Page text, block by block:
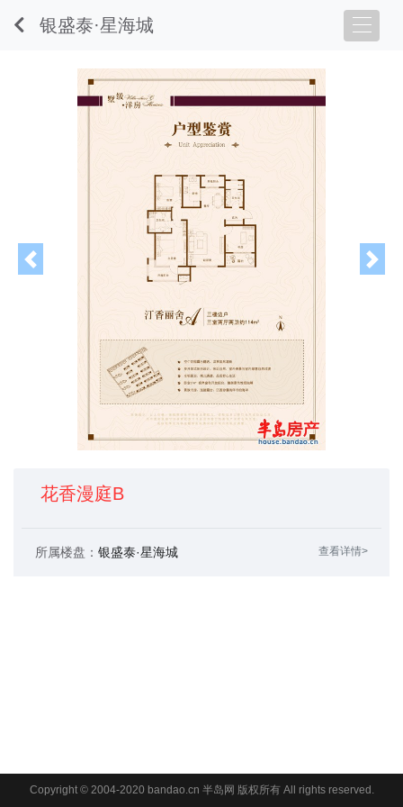
银盛泰·星海城
花香漫庭B
所属楼盘： 银盛泰·星海城 查看详情>
Copyright © 2004-2020 bandao.cn 半岛网 版权所有 All rights reserved.